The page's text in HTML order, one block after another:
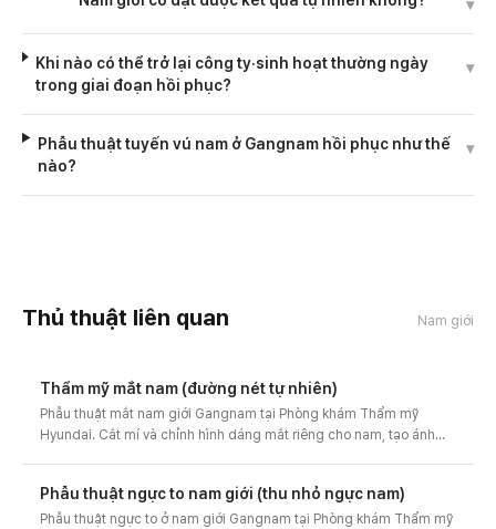
▾
Khi nào có thể trở lại công ty·sinh hoạt thường ngày
trong giai đoạn hồi phục?
▾
Phẫu thuật tuyến vú nam ở Gangnam hồi phục như thế
nào?
▾
Thủ thuật liên quan Nam giới
Thẩm mỹ mắt nam (đường nét tự nhiên)
Phẫu thuật mắt nam giới Gangnam tại Phòng khám Thẩm mỹ
Hyundai. Cắt mí và chỉnh hình dáng mắt riêng cho nam, tạo ánh
Phẫu thuật ngực to nam giới (thu nhỏ ngực nam)
Phẫu thuật ngực to ở nam giới Gangnam tại Phòng khám Thẩm mỹ